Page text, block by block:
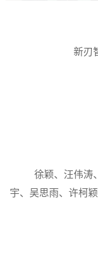
新刃
徐颖、汪伟涛
宇、吴思雨、许柯